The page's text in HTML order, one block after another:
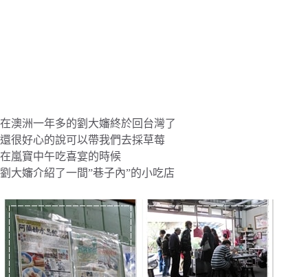
在澳洲一年多的劉大嬸終於回台灣了
還很好心的說可以帶我們去採草莓
在嵐寶中午吃喜宴的時候
劉大嬸介紹了一間”巷子內”的小吃店